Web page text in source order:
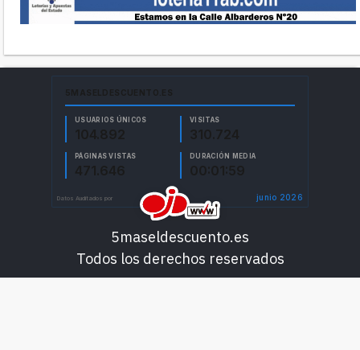
5maseldescuento.es
Todos los derechos reservados